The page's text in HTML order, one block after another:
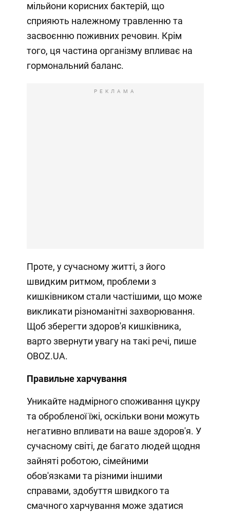
мільйони корисних бактерій, що
сприяють належному травленню та
засвоєнню поживних речовин. Крім
того, ця частина організму впливає на
гормональний баланс.
РЕКЛАМА
Проте, у сучасному житті, з його
швидким ритмом, проблеми з
кишківником стали частішими, що може
викликати різноманітні захворювання.
Щоб зберегти здоров'я кишківника,
варто звернути увагу на такі речі, пише
OBOZ.UA.
Правильне харчування
Уникайте надмірного споживання цукру
та обробленої їжі, оскільки вони можуть
негативно впливати на ваше здоров'я. У
сучасному світі, де багато людей щодня
зайняті роботою, сімейними
обов'язками та різними іншими
справами, здобуття швидкого та
смачного харчування може здатися